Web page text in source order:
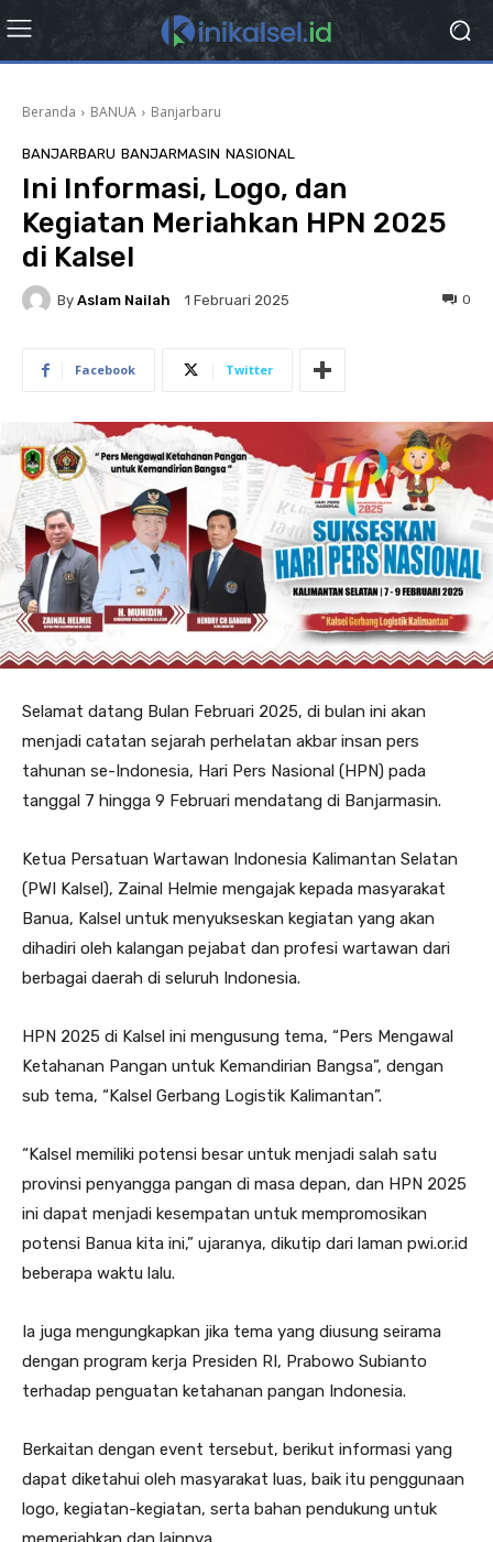
Beranda BANUA Banjarbaru
BANJARBARU BANJARMASIN NASIONAL
Ini Informasi, Logo, dan
Kegiatan Meriahkan HPN 2025
di Kalsel
By Aslam Nailah 1 Februari 2025 0
Facebook Twitter
Selamat datang Bulan Februari 2025, di bulan ini akan
menjadi catatan sejarah perhelatan akbar insan pers
tahunan se-Indonesia, Hari Pers Nasional (HPN) pada
tanggal 7 hingga 9 Februari mendatang di Banjarmasin.
Ketua Persatuan Wartawan Indonesia Kalimantan Selatan
(PWI Kalsel), Zainal Helmie mengajak kepada masyarakat
Banua, Kalsel untuk menyukseskan kegiatan yang akan
dihadiri oleh kalangan pejabat dan profesi wartawan dari
berbagai daerah di seluruh Indonesia.
HPN 2025 di Kalsel ini mengusung tema, “Pers Mengawal
Ketahanan Pangan untuk Kemandirian Bangsa”, dengan
sub tema, “Kalsel Gerbang Logistik Kalimantan”.
“Kalsel memiliki potensi besar untuk menjadi salah satu
provinsi penyangga pangan di masa depan, dan HPN 2025
ini dapat menjadi kesempatan untuk mempromosikan
potensi Banua kita ini,” ujaranya, dikutip dari laman pwi.or.id
beberapa waktu lalu.
Ia juga mengungkapkan jika tema yang diusung seirama
dengan program kerja Presiden RI, Prabowo Subianto
terhadap penguatan ketahanan pangan Indonesia.
Berkaitan dengan event tersebut, berikut informasi yang
dapat diketahui oleh masyarakat luas, baik itu penggunaan
logo, kegiatan-kegiatan, serta bahan pendukung untuk